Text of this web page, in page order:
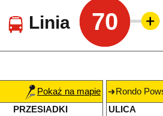
Linia 70
Pokaż na mapie
PRZESIADKI
Rondo
ULICA